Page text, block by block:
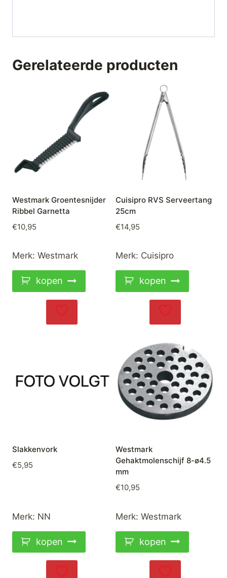
Gerelateerde producten
Westmark Groentesnijder
Ribbel Garnetta
€10,95
Merk: Westmark
kopen
Cuisipro RVS Serveertang
25cm
€14,95
Merk: Cuisipro
kopen
Slakkenvork
€5,95
Merk: NN
kopen
Westmark
Gehaktmolenschijf 8-ø4.5
mm
€10,95
Merk: Westmark
kopen